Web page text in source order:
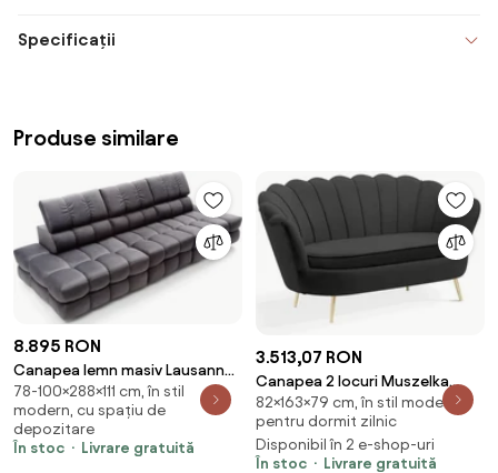
Specificații
Produse similare
8.895 RON
Canapea lemn masiv Lausanne
cu Depozitare
78-100×288×111 cm, în stil
modern, cu spațiu de
depozitare
În stoc
Livrare gratuită
3.513,07 RON
Canapea 2 locuri Muszelka
neagra – H82 cm
82×163×79 cm, în stil modern,
pentru dormit zilnic
Disponibil în 2 e-shop-uri
În stoc
Livrare gratuită